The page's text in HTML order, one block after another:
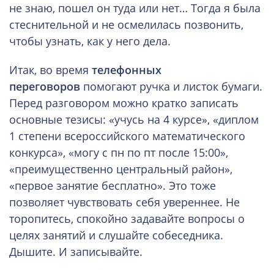
не знаю, пошел он туда или нет… Тогда я была
стеснительной и не осмелилась позвонить,
чтобы узнать, как у него дела.
Итак, во время телефонных
переговоров помогают ручка и листок бумаги.
Перед разговором можно кратко записать
основные тезисы: «учусь на 4 курсе», «диплом
1 степени всероссийского математического
конкурса», «могу с пн по пт после 15:00»,
«преимущественно центральный район»,
«первое занятие бесплатно». Это тоже
позволяет чувствовать себя увереннее. Не
торопитесь, спокойно задавайте вопросы о
целях занятий и слушайте собеседника.
Дышите. И записывайте.